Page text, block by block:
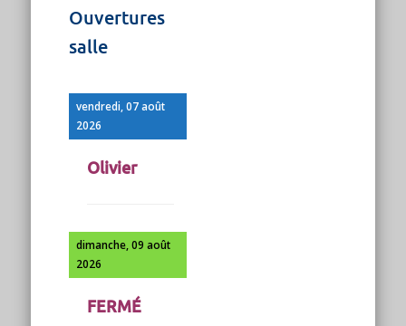
Ouvertures
salle
vendredi, 07 août
2026
Olivier
dimanche, 09 août
2026
FERMÉ